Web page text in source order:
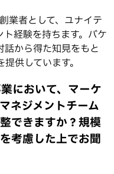
業者として、ユナイテ
経験を持ちます。バケ
から得た知見をもと
供しています。
において、マーケ
ネジメントチーム
できますか？規模
考慮した上でお聞